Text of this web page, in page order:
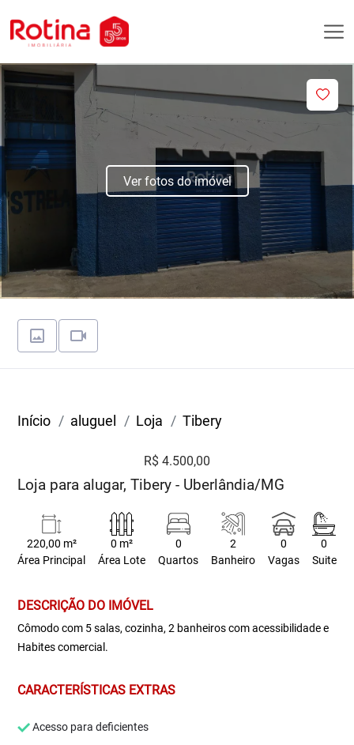
Ver fotos do imóvel
Início aluguel Loja Tibery
R$ 4.500,00
Loja para alugar, Tibery - Uberlândia/MG
220,00 m²
Área Principal
0 m²
Área Lote
0
Quartos
2
Banheiro
0
Vagas
0
Suite
DESCRIÇÃO DO IMÓVEL
Cômodo com 5 salas, cozinha, 2 banheiros com acessibilidade e
Habites comercial.
CARACTERÍSTICAS EXTRAS
Acesso para deficientes